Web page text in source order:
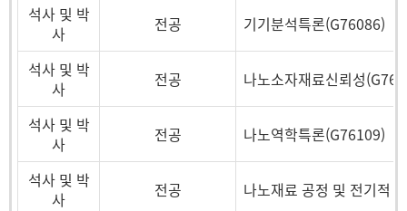
석사 및 박
사
전공 기기분석특론(G76086)
석사 및 박
사
전공 나노소자재료신뢰성
석사 및 박
사
전공 나노역학특론(G76109)
석사 및 박
사
전공 나노재료 공정 및 전기적